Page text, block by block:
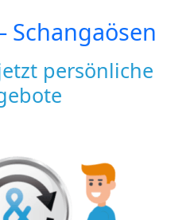
Schangaösen
persönliche